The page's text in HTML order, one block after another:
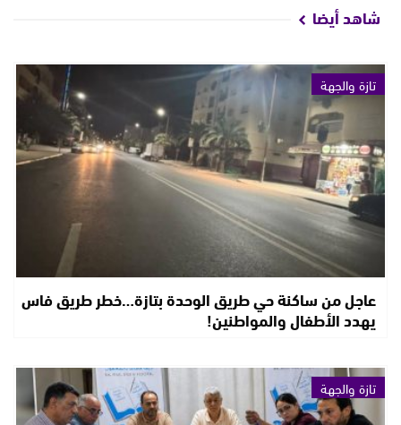
شاهد أيضا
تازة والجهة
عاجل من ساكنة حي طريق الوحدة بتازة…خطر طريق فاس
يهدد الأطفال والمواطنين!
تازة والجهة